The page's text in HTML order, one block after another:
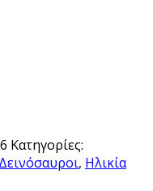
Κατηγορίες:
Δεινόσαυροι, Ηλικία